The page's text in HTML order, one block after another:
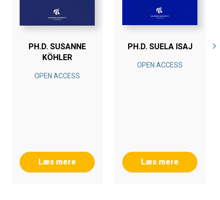
PH.D. SUSANNE
KÖHLER
OPEN ACCESS
Læs mere
PH.D. SUELA ISAJ
OPEN ACCESS
Læs mere